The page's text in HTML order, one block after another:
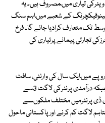
تیاری میںمصروف ہیں۔ یہ
کے شعبے میںاہم سنگ
تک متعارف کرادیا جائے گا۔ فرخ
تجارتی پیمانے پرتیاری کی
روپے میںایک سال کی وارنٹی، سافٹ
ویئراور ٹریننگ کے ساتھ مہیاکیا جاسکتا ہے جبکہ درآمدی پرنٹرکی لاگت 3سے
ڈی پرنٹرمیں مختلف ملکوںسے
لاگت کم کرنے اورپاکستانی ماحول